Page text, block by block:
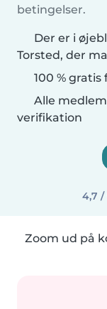
betingelser.
Der er i
Torsted, der
100 %
Alle
verifikation
4,7 /
Zoom ud på